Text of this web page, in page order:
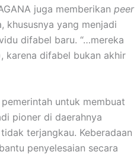
juga memberikan peer
khususnya yang menjadi
difabel baru. “…mereka
karena difabel bukan akhir
untuk membuat
pioner di daerahnya
terjangkau. Keberadaan
penyelesaian secara